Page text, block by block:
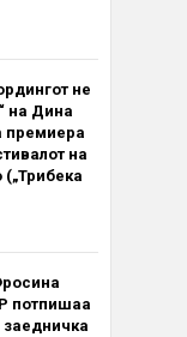
не
на Дина
премиера
на
потпишаа